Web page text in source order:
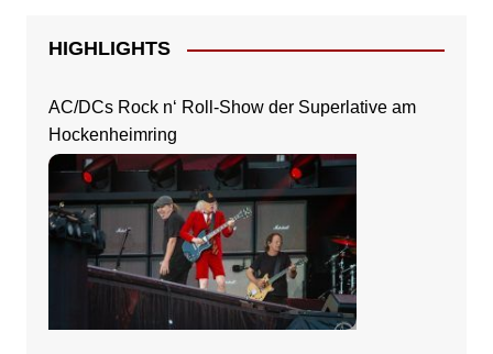
HIGHLIGHTS
AC/DCs Rock n‘ Roll-Show der Superlative am
Hockenheimring